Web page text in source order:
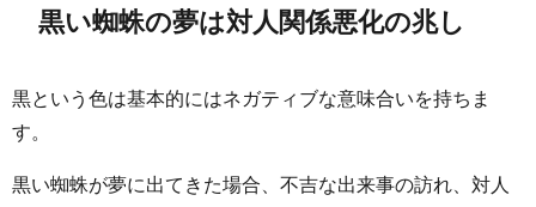
黒い蜘蛛の夢は対人関係悪化の兆し
黒という色は基本的にはネガティブな意味合いを持ちま
す。
黒い蜘蛛が夢に出てきた場合、不吉な出来事の訪れ、対人